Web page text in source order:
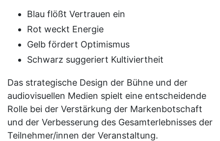
Blau flößt Vertrauen ein
Rot weckt Energie
Gelb fördert Optimismus
Schwarz suggeriert Kultiviertheit
Das strategische Design der Bühne und der
audiovisuellen Medien spielt eine entscheidende
Rolle bei der Verstärkung der Markenbotschaft
und der Verbesserung des Gesamterlebnisses der
Teilnehmer/innen der Veranstaltung.